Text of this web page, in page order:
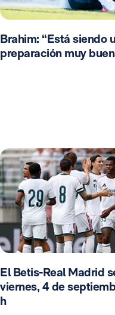
Brahim: “Está siendo
preparación muy
El Betis-Real Madrid
viernes, 4 de
h